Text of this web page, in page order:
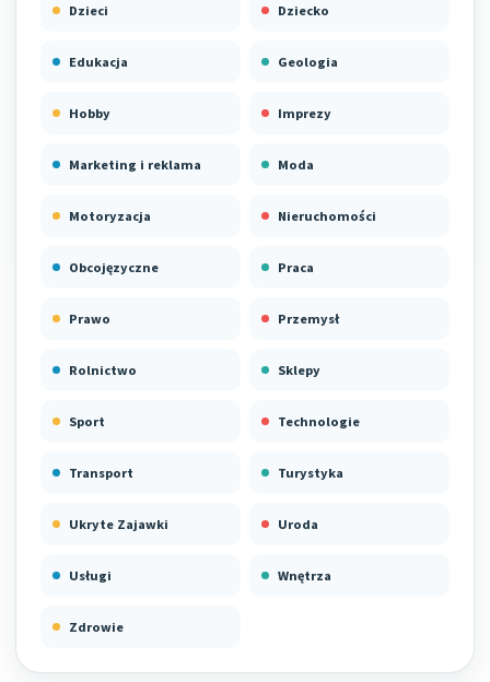
Dzieci Dziecko
Edukacja Geologia
Hobby Imprezy
Marketing i reklama Moda
Motoryzacja Nieruchomości
Obcojęzyczne Praca
Prawo Przemysł
Rolnictwo Sklepy
Sport Technologie
Transport Turystyka
Ukryte Zajawki Uroda
Usługi Wnętrza
Zdrowie